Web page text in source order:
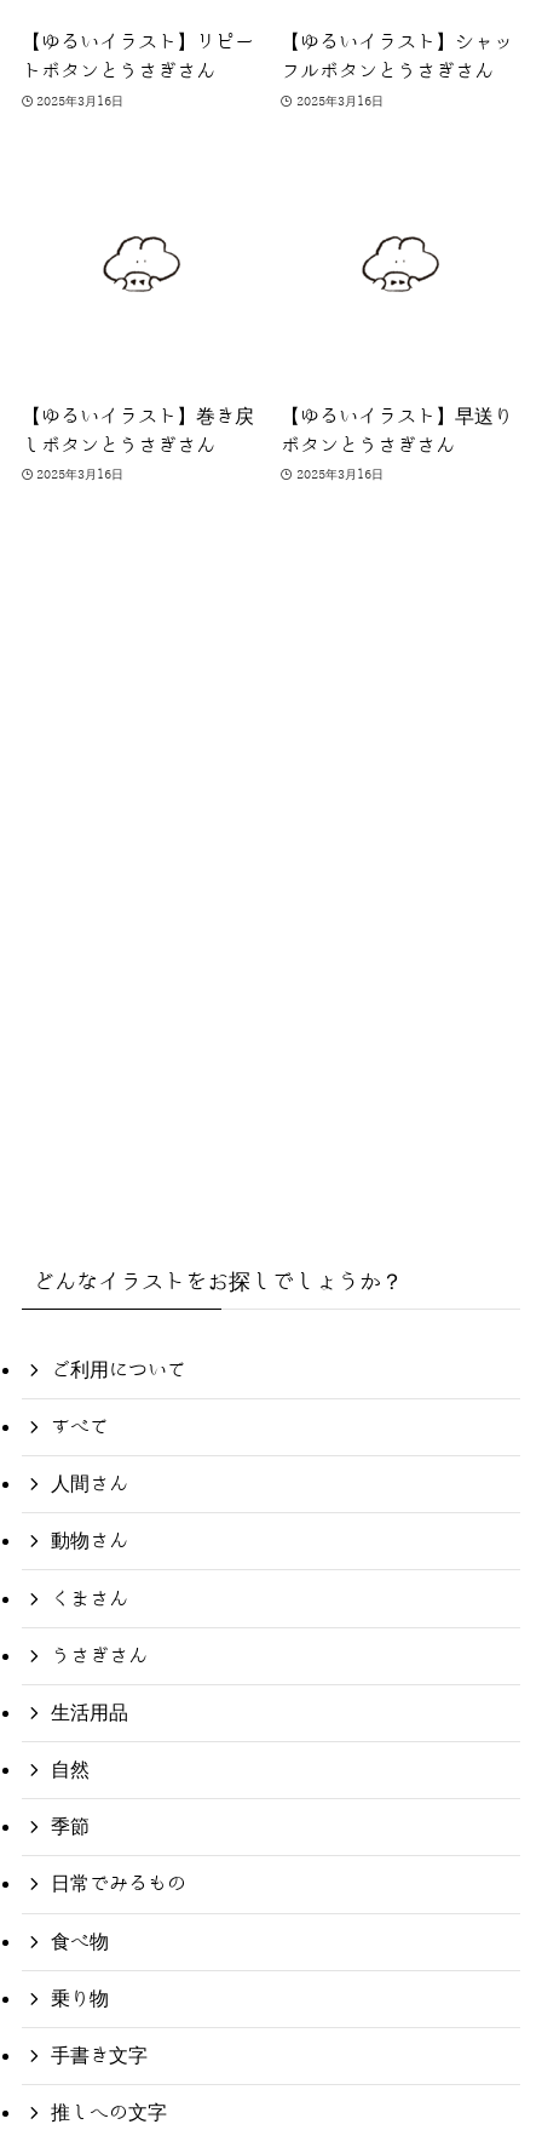
【ゆるいイラスト】リピー
トボタンとうさぎさん
2025年3月16日
【ゆるいイラスト】シャッ
フルボタンとうさぎさん
2025年3月16日
【ゆるいイラスト】巻き戻
しボタンとうさぎさん
2025年3月16日
【ゆるいイラスト】早送り
ボタンとうさぎさん
2025年3月16日
どんなイラストをお探しでしょうか？
ご利用について
すべて
人間さん
動物さん
くまさん
うさぎさん
生活用品
自然
季節
日常でみるもの
食べ物
乗り物
手書き文字
推しへの文字